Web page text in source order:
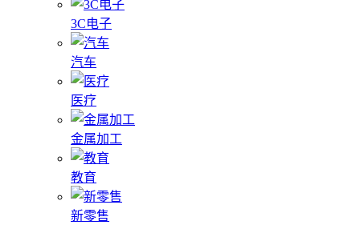
3C电子
汽车
医疗
金属加工
教育
新零售